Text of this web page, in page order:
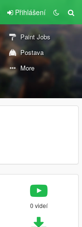
Přihlášení
Paint Jobs
Postava
More
0 videí